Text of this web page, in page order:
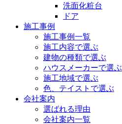
洗面化粧台
ドア
施工事例
施工事例一覧
施工内容で選ぶ
建物の種類で選ぶ
ハウスメーカーで選ぶ
施工地域で選ぶ
色、テイストで選ぶ
会社案内
選ばれる理由
会社案内一覧